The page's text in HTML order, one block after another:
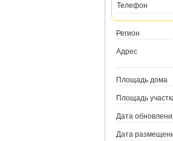
Телефон
Регион
Адрес
Площадь дома
Площадь
Дата
Дата